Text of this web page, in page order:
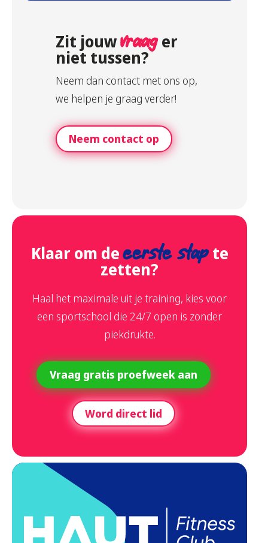
Zit jouwvraager
niet tussen?
Neem dan contact met ons op,
we helpen je graag verder!
Neem contact op
Klaar om deeerste stapte
zetten?
Haal het maximale uit je training, kies voor
een sportschool die 24/7 open is zonder
piekdrukte.
Vraag gratis proefweek aan
Word direct lid